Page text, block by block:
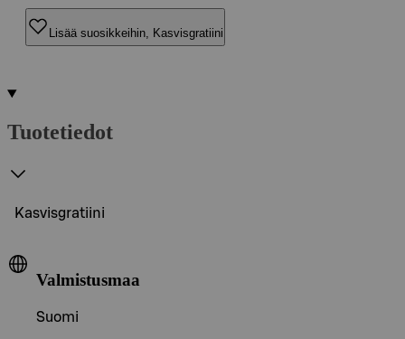
Lisää suosikkeihin, Kasvisgratiini
Tuotetiedot
Kasvisgratiini
Valmistusmaa
Suomi